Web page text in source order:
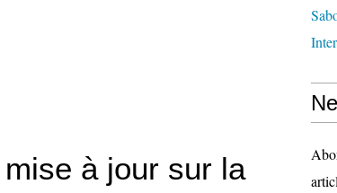
à jour sur la